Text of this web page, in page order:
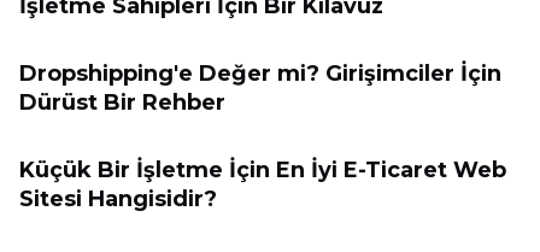
İşletme Sahipleri İçin Bir Kılavuz
Dropshipping'e Değer mi? Girişimciler İçin
Dürüst Bir Rehber
Küçük Bir İşletme İçin En İyi E-Ticaret Web
Sitesi Hangisidir?